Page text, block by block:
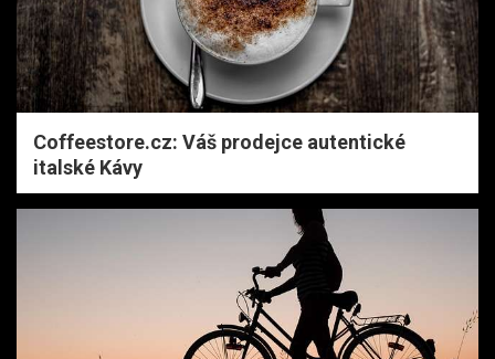
Coffeestore.cz: Váš prodejce autentické
italské Kávy